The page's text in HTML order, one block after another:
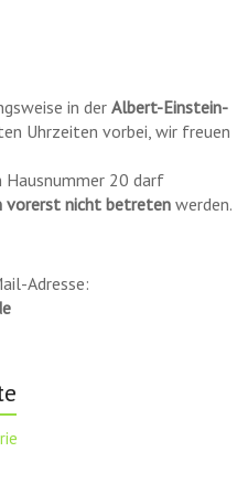
in derAlbert-Einstein-
Uhrzeiten vorbei, wir freuen
Hausnummer 20 darf
vorerst nicht betreten werden.
Adresse: